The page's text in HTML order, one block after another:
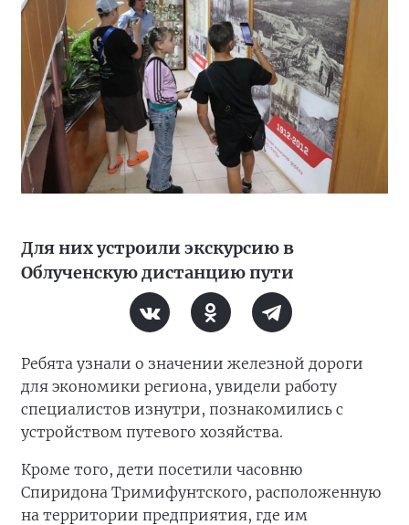
Для них устроили экскурсию в
Облученскую дистанцию пути
Ребята узнали о значении железной дороги
для экономики региона, увидели работу
специалистов изнутри, познакомились с
устройством путевого хозяйства.
Кроме того, дети посетили часовню
Спиридона Тримифунтского, расположенную
на территории предприятия, где им